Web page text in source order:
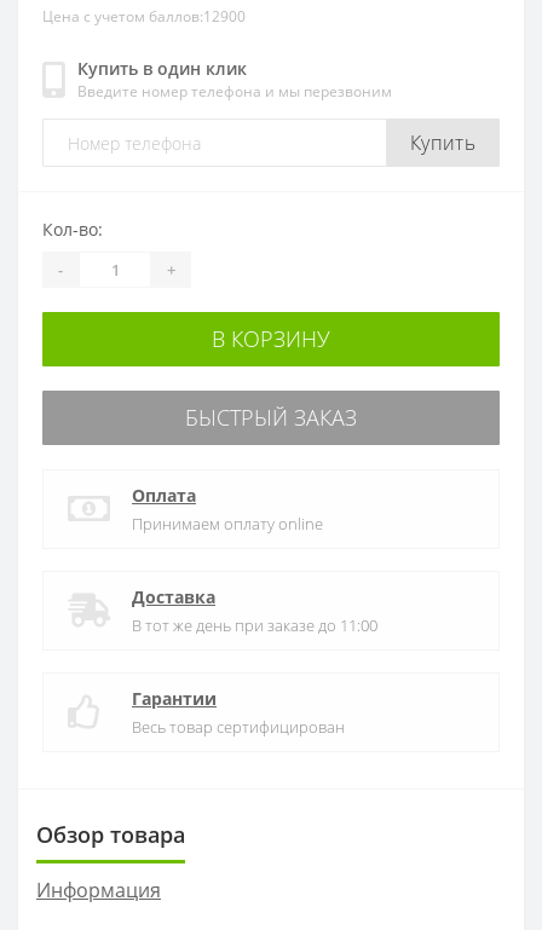
Цена с учетом баллов:12900
Купить в один клик
Введите номер телефона и мы перезвоним
Купить
Кол-во:
- +
В КОРЗИНУ
БЫСТРЫЙ ЗАКАЗ
Оплата
Принимаем оплату online
Доставка
В тот же день при заказе до 11:00
Гарантии
Весь товар сертифицирован
Обзор товара
Информация